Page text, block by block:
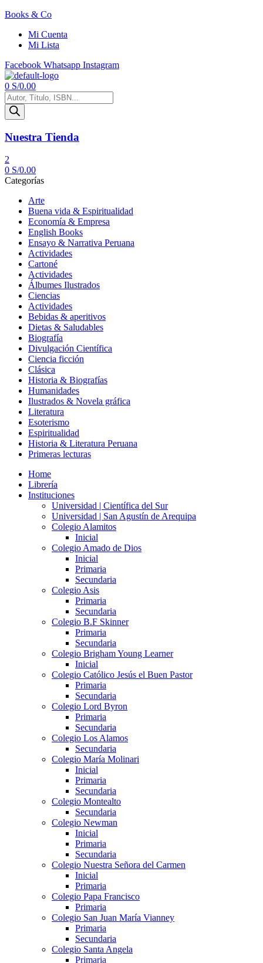
Books & Co
Mi Cuenta
Mi Lista
Facebook Whatsapp Instagram
Menú
0 S/0.00
Búsqueda
de
productos
Nuestra Tienda
2
0 S/0.00
Categorías
Arte
Buena vida & Espiritualidad
Economía & Empresa
English Books
Ensayo & Narrativa Peruana
Actividades
Cartoné
Actividades
Álbumes Ilustrados
Ciencias
Actividades
Bebidas & aperitivos
Dietas & Saludables
Biografía
Divulgación Científica
Ciencia ficción
Clásica
Historia & Biografías
Humanidades
Ilustrados & Novela gráfica
Literatura
Esoterismo
Espiritualidad
Historia & Literatura Peruana
Primeras lecturas
Home
Librería
Instituciones
Universidad | Científica del Sur
Universidad | San Agustín de Arequipa
Colegio Alamitos
Inicial
Colegio Amado de Dios
Inicial
Primaria
Secundaria
Colegio Asis
Primaria
Secundaria
Colegio B.F Skinner
Primaria
Secundaria
Colegio Brigham Young Learner
Inicial
Colegio Católico Jesús el Buen Pastor
Primaria
Secundaria
Colegio Lord Byron
Primaria
Secundaria
Colegio Los Alamos
Secundaria
Colegio María Molinari
Inicial
Primaria
Secundaria
Colegio Montealto
Secundaria
Colegio Newman
Inicial
Primaria
Secundaria
Colegio Nuestra Señora del Carmen
Inicial
Primaria
Colegio Papa Francisco
Primaria
Colegio San Juan María Vianney
Primaria
Secundaria
Colegio Santa Angela
Primaria